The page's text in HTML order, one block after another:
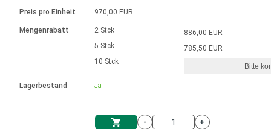
Einheitssystem
Hubmagnete
230 - 50 Hz | 110 - 60 Hz
Drehzahlregelung für die AIS-Serie
Bürstenlose Gleichstrommotoren
mit Planetengetriebe und internem
Ø 28-42| 1-1400 rpm | <= 290Ncm
Bürstenlose DC Motor Controller
Gleichstrommotoren mit
Schneckengetriebe und Bürsten
Ø43-124mm | 31-425rpm | ≤ 41Nm
Treiber für Gleichstrommotoren mit
Synchron-Asynchron | für 1-4 Elektrozylinder
Synchron-Asynchron | für 1-4 Elektrozylinder
Français (EUR)
Preis pro Einheit
Mengenrabatt
Lagerbestand
970,00 EUR
2 Stck
5 Stck
10 Stck
Ja
886,00 EUR
785,50 EUR
Bitte
-
+